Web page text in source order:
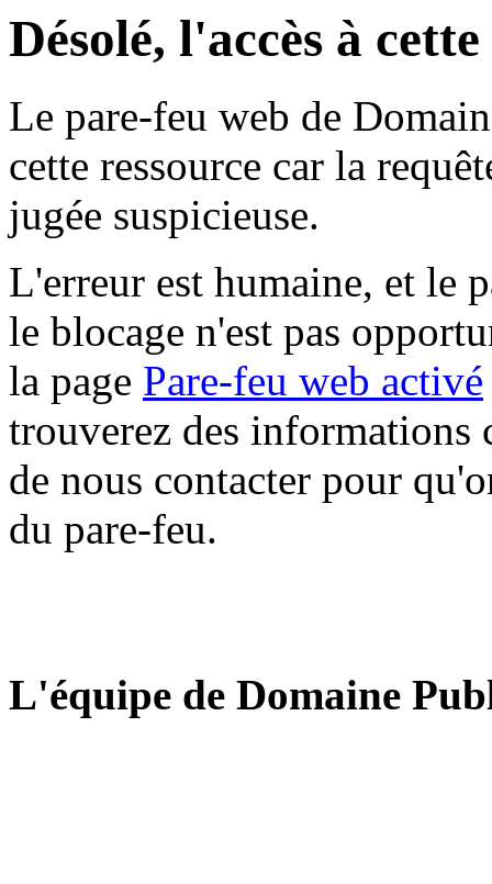
Désolé, l'accès à
Le pare-feu web de
cette ressource car la
jugée suspicieuse.
L'erreur est humaine, et le
le blocage n'est pas
la page Pare-feu web activé
trouverez des informations
de nous contacter pour
du pare-feu.
L'équipe de Domaine